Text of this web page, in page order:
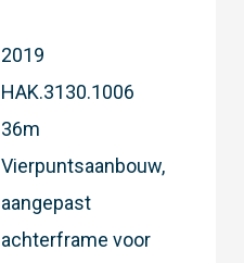
2019
HAK.3130.1006
36m
Vierpuntsaanbouw,
aangepast
achterframe voor